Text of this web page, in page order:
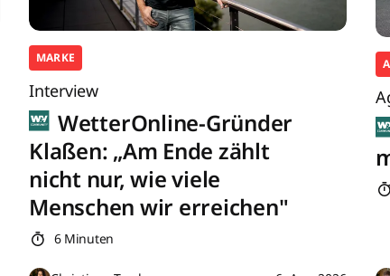
MARKE
Interview
WetterOnline-Gründer
Klaßen: „Am Ende zählt
nicht nur, wie viele
Menschen wir erreichen"
6 Minuten